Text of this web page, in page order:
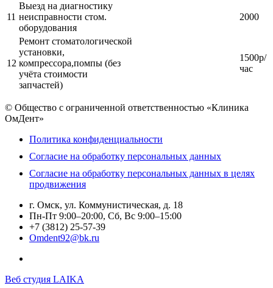
11
Выезд на диагностику
неисправности стом.
оборудования
2000
12
Ремонт стоматологической
установки,
компрессора,помпы (без
учёта стоимости
запчастей)
1500р/
час
© Общество с ограниченной ответственностью «Клиника
ОмДент»
Политика конфиденциальности
Согласие на обработку персональных данных
Согласие на обработку персональных данных в целях
продвижения
г. Омск, ул. Коммунистическая, д. 18
Пн-Пт 9:00–20:00, Сб, Вс 9:00–15:00
+7 (3812) 25-57-39
Omdent92@bk.ru
Веб студия LAIKA